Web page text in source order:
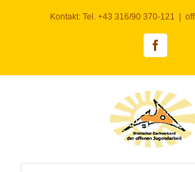
Kontakt: Tel. +43 316/90 370-121
Facebook